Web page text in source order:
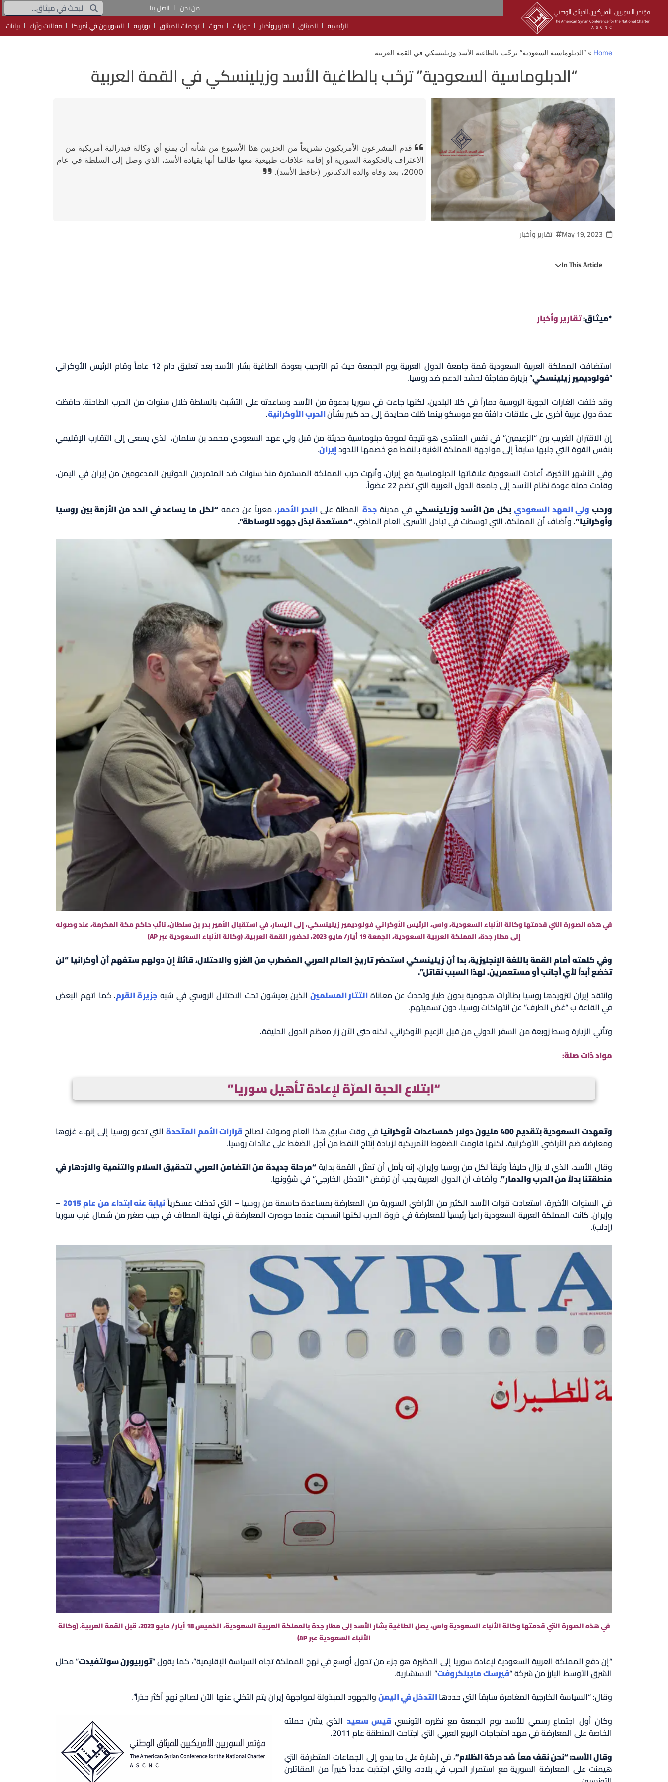
من نحن
اتصل بنا
الرئيسية
الميثاق تقارير وأخبار حوارات بحوث ترجمات الميثاق بورتريه السوريون في أمريكا مقالات وآراء بيانات
Home
» “الدبلوماسية السعودية” ترحّب بالطاغية الأسد وزيلينسكي في القمة العربية
“الدبلوماسية السعودية” ترحّب بالطاغية الأسد وزيلينسكي في القمة العربية
قدم المشرعون الأمريكيون تشريعاً من الحزبين هذا الأسبوع من شأنه أن يمنع أي وكالة فيدرالية أمريكية من
الاعتراف بالحكومة السورية أو إقامة علاقات طبيعية معها طالما أنها بقيادة الأسد، الذي وصل إلى السلطة في عام
2000، بعد وفاة والده الدكتاتور (حافظ الأسد).
May 19, 2023 تقارير وأخبار
In This Article
*ميثاق:تقارير وأخبار
استضافت المملكة العربية السعودية قمة جامعة الدول العربية يوم الجمعة حيث تم الترحيب بعودة الطاغية بشار الأسد بعد تعليق دام 12 عاماً وقام الرئيس الأوكراني
“فولوديمير زيلينسكي” بزيارة مفاجئة لحشد الدعم ضد روسيا.
وقد خلفت الغارات الجوية الروسية دماراً في كلا البلدين، لكنها جاءت في سوريا بدعوة من الأسد وساعدته على التشبث بالسلطة خلال سنوات من الحرب الطاحنة. حافظت
عدة دول عربية أخرى على علاقات دافئة مع موسكو بينما ظلت محايدة إلى حد كبير بشأنالحرب الأوكرانية.
إن الاقتران الغريب بين “الزعيمين” في نفس المنتدى هو نتيجة لموجة دبلوماسية حديثة من قبل ولي عهد السعودي محمد بن سلمان، الذي يسعى إلى التقارب الإقليمي
بنفس القوة التي جلبها سابقاً إلى مواجهة المملكة الغنية بالنفط مع خصمها اللدودإيران.
وفي الأشهر الأخيرة، أعادت السعودية علاقاتها الدبلوماسية مع إيران، وأنهت حرب المملكة المستمرة منذ سنوات ضد المتمردين الحوثيين المدعومين من إيران في اليمن،
وقادت حملة عودة نظام الأسد إلى جامعة الدول العربية التي تضم 22 عضواً.
ورحب ولي العهد السعوديبكل من الأسد وزيلينسكي في مدينة جدة المطلة علىالبحر الأحمر، معرباً عن دعمه“لكل ما يساعد في الحد من الأزمة بين روسيا
وأوكرانيا”. وأضاف أن المملكة، التي توسطت في تبادل الأسرى العام الماضي،“مستعدة لبذل جهود للوساطة”.
في هذه الصورة التي قدمتها وكالة الأنباء السعودية، واس، الرئيس الأوكراني فولوديمير زيلينسكي، إلى اليسار، في استقبال الأمير بدر بن سلطان، نائب حاكم مكة المكرمة، عند وصوله
إلى مطار جدة، المملكة العربية السعودية، الجمعة 19 أيار/ مايو 2023، لحضور القمة العربية. (وكالة الأنباء السعودية عبر AP)
وفي كلمته أمام القمة باللغة الإنجليزية، بدا أن زيلينسكي استحضر تاريخ العالم العربي المضطرب من الغزو والاحتلال، قائلاً إن دولهم ستفهم أن أوكرانيا “لن
تخضع أبداً لأي أجانب أو مستعمرين. لهذا السبب نقاتل”.
وانتقد إيران لتزويدها روسيا بطائرات هجومية بدون طيار وتحدث عن معاناةالتتار المسلمين الذين يعيشون تحت الاحتلال الروسي في شبه جزيرة القرم. كما اتهم البعض
في القاعة ب “غض الطرف” عن انتهاكات روسيا، دون تسميتهم.
وتأتي الزيارة وسط زوبعة من السفر الدولي من قبل الزعيم الأوكراني، لكنه حتى الآن زار معظم الدول الحليفة.
مواد ذات صلة:
“ابتلاع الحبة المرّة لإعادة تأهيل سوريا”
وتعهدت السعودية بتقديم 400 مليون دولار كمساعدات لأوكرانيا في وقت سابق هذا العام وصوتت لصالحقرارات الأمم المتحدة التي تدعو روسيا إلى إنهاء غزوها
ومعارضة ضم الأراضي الأوكرانية. لكنها قاومت الضغوط الأمريكية لزيادة إنتاج النفط من أجل الضغط على عائدات روسيا.
وقال الأسد، الذي لا يزال حليفاً وثيقاً لكل من روسيا وإيران، إنه يأمل أن تمثل القمة بداية“مرحلة جديدة من التضامن العربي لتحقيق السلام والتنمية والازدهار في
منطقتنا بدلاً من الحرب والدمار”. وأضاف أن الدول العربية يجب أن ترفض “التدخل الخارجي” في شؤونها.
في السنوات الأخيرة، استعادت قوات الأسد الكثير من الأراضي السورية من المعارضة بمساعدة حاسمة من روسيا – التي تدخلت عسكرياًنيابة عنه ابتداء من عام 2015
–
وإيران. كانت المملكة العربية السعودية راعياً رئيسياً للمعارضة في ذروة الحرب لكنها انسحبت عندما حوصرت المعارضة في نهاية المطاف في جيب صغير من شمال غرب سوريا
(إدلب).
في هذه الصورة التي قدمتها وكالة الأنباء السعودية واس، يصل الطاغية بشار الأسد إلى مطار جدة بالمملكة العربية السعودية، الخميس 18 أيار/ مايو 2023، قبل القمة العربية. (وكالة
الأنباء السعودية عبر AP)
“إن دفع المملكة العربية السعودية لإعادة سوريا إلى الحظيرة هو جزء من تحول أوسع في نهج المملكة تجاه السياسة الإقليمية”، كما يقول “توربيورن سولتفيدت” محلل
الشرق الأوسط البارز من شركة “فيرسك مايبلكروفت” الاستشارية.
وقال: “السياسة الخارجية المغامرة سابقاً التي حددهاالتدخل في اليمنوالجهود المبذولة لمواجهة إيران يتم التخلي عنها الآن لصالح نهج أكثر حذراً”.
وكان أول اجتماع رسمي للأسد يوم الجمعة مع نظيره التونسي قيس سعيد الذي يشن حملته
الخاصة على المعارضة في مهد احتجاجات الربيع العربي التي اجتاحت المنطقة عام 2011.
وقال الأسد: “نحن نقف معاً ضد حركة الظلام”، في إشارة على ما يبدو إلى الجماعات المتطرفة التي
هيمنت على المعارضة السورية مع استمرار الحرب في بلاده، والتي اجتذبت عدداً كبيراً من المقاتلين